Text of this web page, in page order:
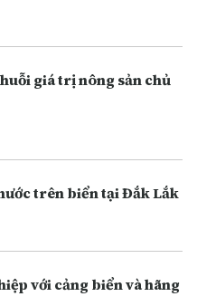
giá trị nông sản chủ
trên biển tại Đắk Lắk
với cảng biển và hãng